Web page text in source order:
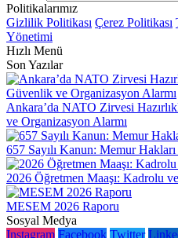
Politikalarımız
Gizlilik Politikası Çerez Politikası
Yönetimi
Hızlı Menü
Son Yazılar
Ankara’da NATO Zirvesi
ve Organizasyon Alarmı
657 Sayılı Kanun: Memur
2026 Öğretmen Maaşı: Kadrolu
MESEM 2026 Raporu
Sosyal Medya
Instagram Facebook Twitter